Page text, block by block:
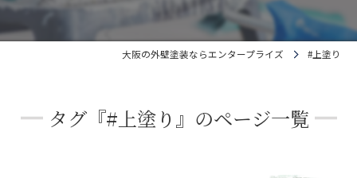
大阪の外壁塗装ならエンタープライズ #上塗り
タグ『#上塗り』のページ一覧